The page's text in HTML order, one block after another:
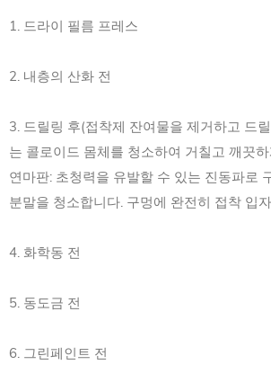
1. 드라이 필름 프레스
2. 내층의 산화 전
3. 드릴링 후(접착제 잔여물을 제거하고 드
는 콜로이드 몸체를 청소하여 거칠고 깨끗
연마판: 초청력을 유발할 수 있는 진동파로
분말을 청소합니다. 구멍에 완전히 접착 입
4. 화학동 전
5. 동도금 전
6. 그린페인트 전